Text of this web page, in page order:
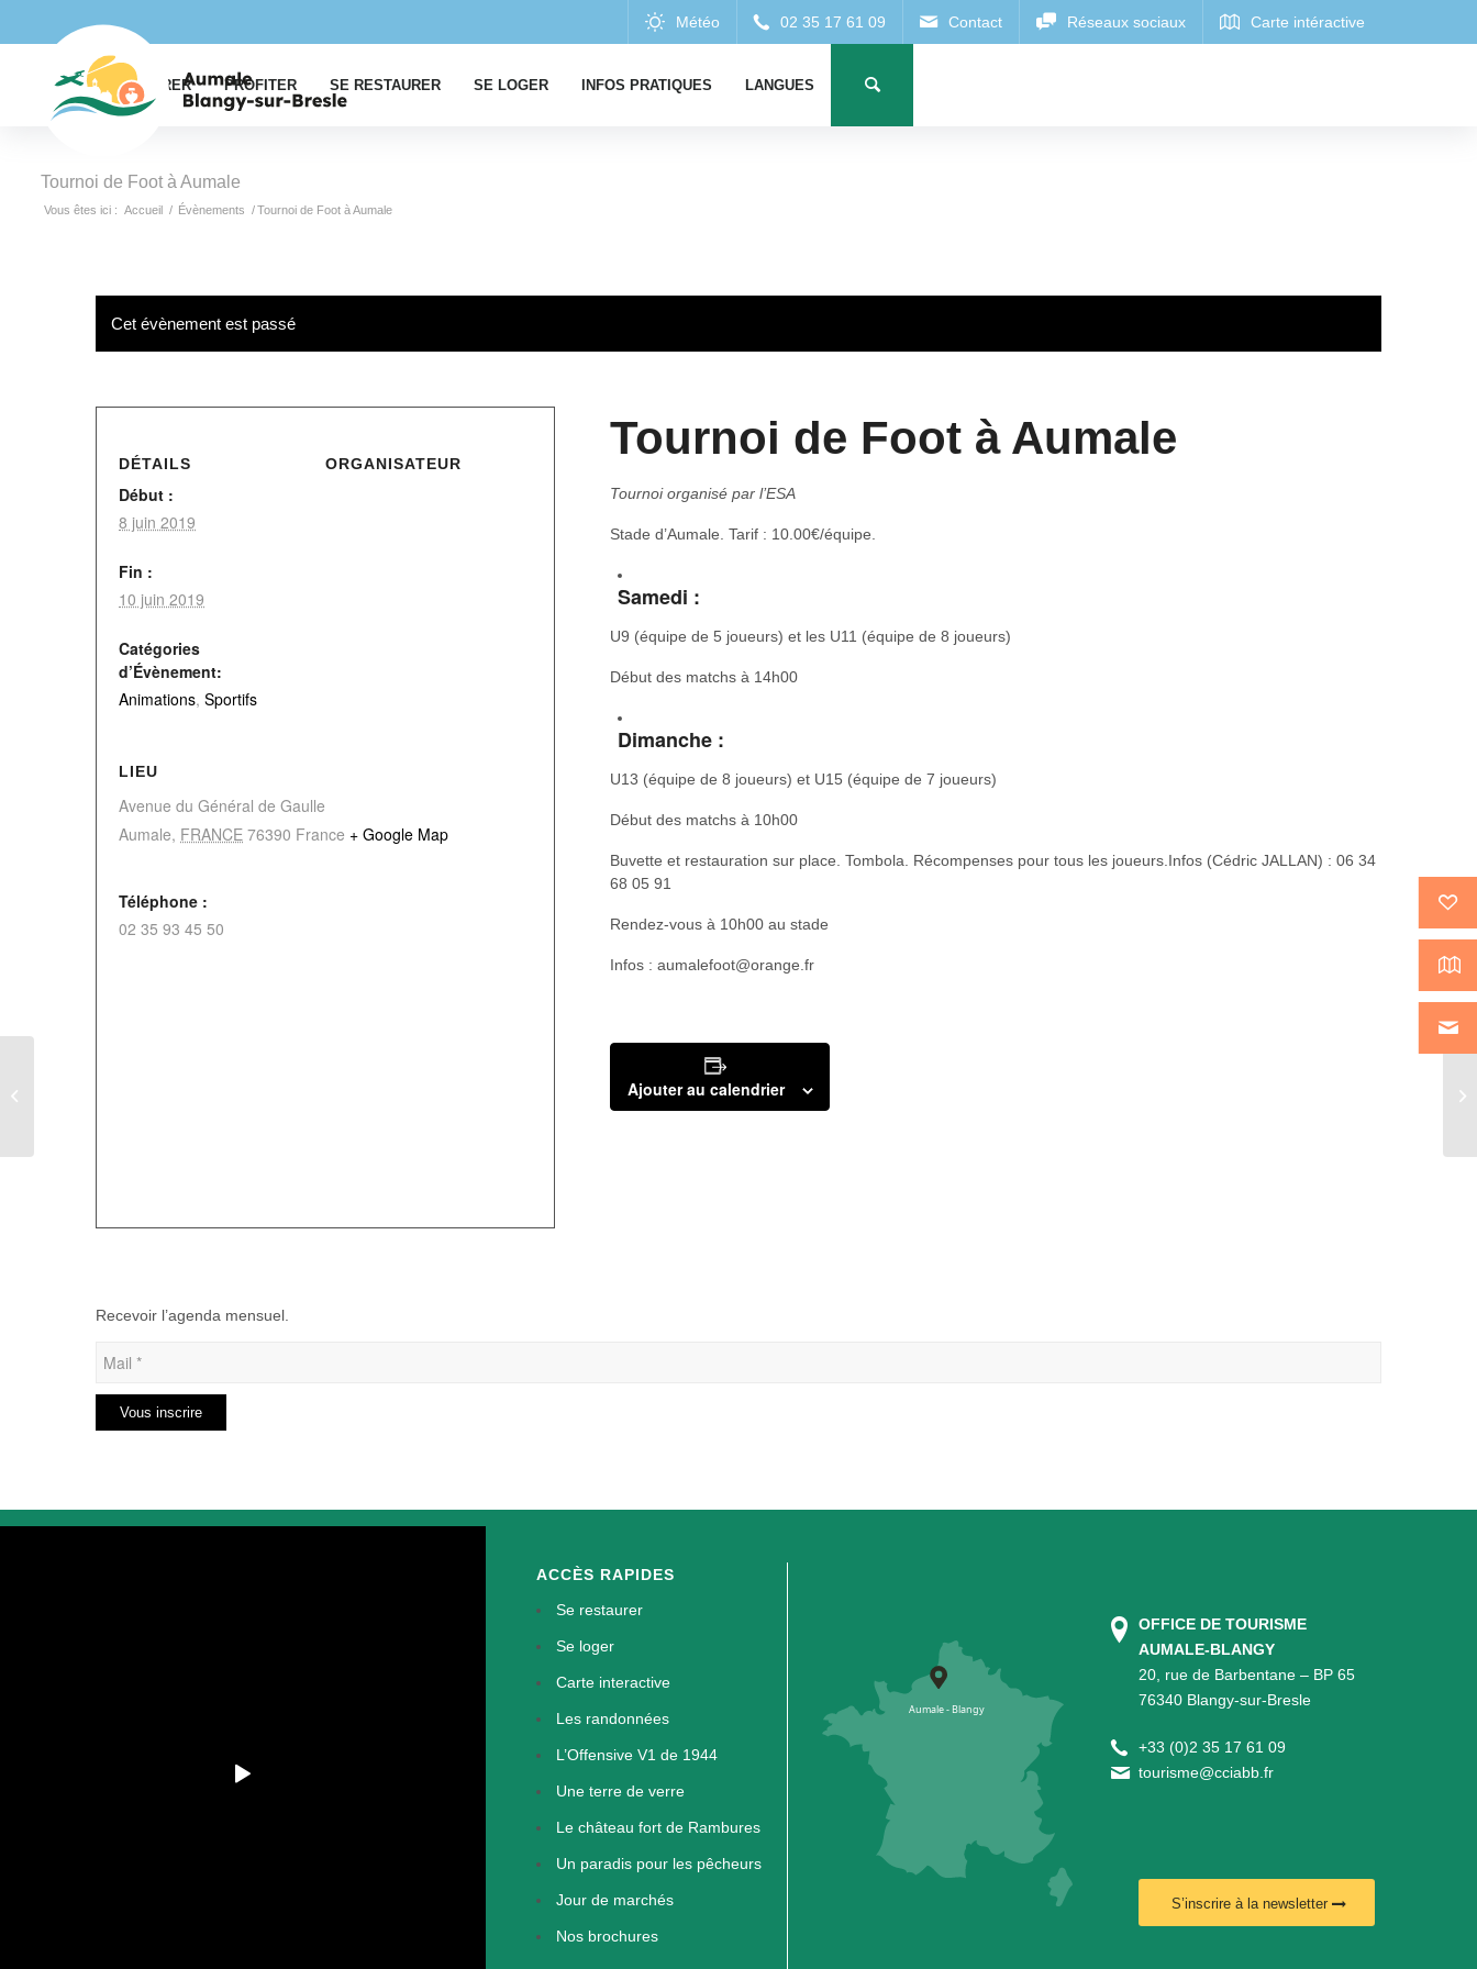
EXPLORER PROFITER SE RESTAURER SE LOGER INFOS PRATIQUES LANGUES
Tournoi de Foot à Aumale
Vous êtes ici : Accueil / Évènements /Tournoi de Foot à Aumale
Cet évènement est passé
Tournoi de Foot à Aumale
Tournoi organisé par l’ESA
Stade d’Aumale. Tarif : 10.00€/équipe.
Samedi :
U9 (équipe de 5 joueurs) et les U11 (équipe de 8 joueurs)
Début des matchs à 14h00
Dimanche :
U13 (équipe de 8 joueurs) et U15 (équipe de 7 joueurs)
Début des matchs à 10h00
Buvette et restauration sur place. Tombola. Récompenses pour tous les joueurs.Infos (Cédric JALLAN) : 06 34
68 05 91
Rendez-vous à 10h00 au stade
Infos : aumalefoot@orange.fr
Ajouter au calendrier
DÉTAILS
Début :
8 juin 2019
Fin :
10 juin 2019
Catégories
d’Évènement:
Animations, Sportifs
ORGANISATEUR
LIEU
Avenue du Général de Gaulle
Aumale, FRANCE 76390 France + Google Map
Téléphone :
02 35 93 45 50
Recevoir l’agenda mensuel.
ACCÈS RAPIDES
Se restaurer
Se loger
Carte interactive
Les randonnées
L’Offensive V1 de 1944
Une terre de verre
Le château fort de Rambures
Un paradis pour les pêcheurs
Jour de marchés
Nos brochures
OFFICE DE TOURISME
AUMALE-BLANGY
20, rue de Barbentane – BP 65
76340 Blangy-sur-Bresle
+33 (0)2 35 17 61 09
tourisme@cciabb.fr
S’inscrire à la newsletter